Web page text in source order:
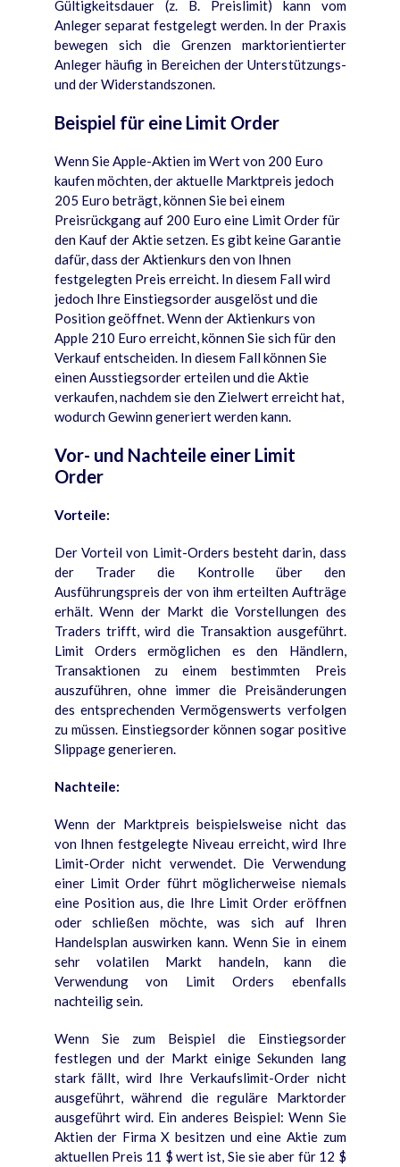
Gültigkeitsdauer (z. B. Preislimit) kann vom
Anleger separat festgelegt werden. In der Praxis
bewegen sich die Grenzen marktorientierter
Anleger häufig in Bereichen der Unterstützungs-
und der Widerstandszonen.
Beispiel für eine Limit Order
Wenn Sie Apple-Aktien im Wert von 200 Euro
kaufen möchten, der aktuelle Marktpreis jedoch
205 Euro beträgt, können Sie bei einem
Preisrückgang auf 200 Euro eine Limit Order für
den Kauf der Aktie setzen. Es gibt keine Garantie
dafür, dass der Aktienkurs den von Ihnen
festgelegten Preis erreicht. In diesem Fall wird
jedoch Ihre Einstiegsorder ausgelöst und die
Position geöffnet. Wenn der Aktienkurs von
Apple 210 Euro erreicht, können Sie sich für den
Verkauf entscheiden. In diesem Fall können Sie
einen Ausstiegsorder erteilen und die Aktie
verkaufen, nachdem sie den Zielwert erreicht hat,
wodurch Gewinn generiert werden kann.
Vor- und Nachteile einer Limit
Order
Vorteile:
Der Vorteil von Limit-Orders besteht darin, dass
der Trader die Kontrolle über den
Ausführungspreis der von ihm erteilten Aufträge
erhält.Wenn der Markt die Vorstellungen des
Traders trifft, wird die Transaktion ausgeführt.
Limit Orders ermöglichen es den Händlern,
Transaktionen zu einem bestimmten Preis
auszuführen, ohne immer die Preisänderungen
des entsprechenden Vermögenswerts verfolgen
zu müssen. Einstiegsorder können sogar positive
Slippage generieren.
Nachteile:
Wenn der Marktpreis beispielsweise nicht das
von Ihnen festgelegte Niveau erreicht, wird Ihre
Limit-Order nicht verwendet. Die Verwendung
einer Limit Order führt möglicherweise niemals
eine Position aus, die Ihre Limit Order eröffnen
oder schließen möchte, was sich auf Ihren
Handelsplan auswirken kann. Wenn Sie in einem
sehr volatilen Markt handeln, kann die
Verwendung von Limit Orders ebenfalls
nachteilig sein.
Wenn Sie zum Beispiel die Einstiegsorder
festlegen und der Markt einige Sekunden lang
stark fällt, wird Ihre Verkaufslimit-Order nicht
ausgeführt, während die reguläre Marktorder
ausgeführt wird. Ein anderes Beispiel: Wenn Sie
Aktien der Firma X besitzen und eine Aktie zum
aktuellen Preis 11 $ wert ist, Sie sie aber für 12 $